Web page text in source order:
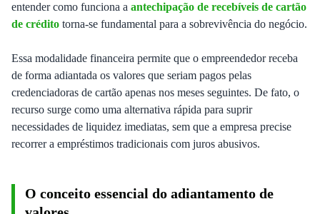
entender como funciona a antechipação de recebíveis de cartão
de crédito torna-se fundamental para a sobrevivência do negócio.
Essa modalidade financeira permite que o empreendedor receba
de forma adiantada os valores que seriam pagos pelas
credenciadoras de cartão apenas nos meses seguintes. De fato, o
recurso surge como uma alternativa rápida para suprir
necessidades de liquidez imediatas, sem que a empresa precise
recorrer a empréstimos tradicionais com juros abusivos.
O conceito essencial do adiantamento de